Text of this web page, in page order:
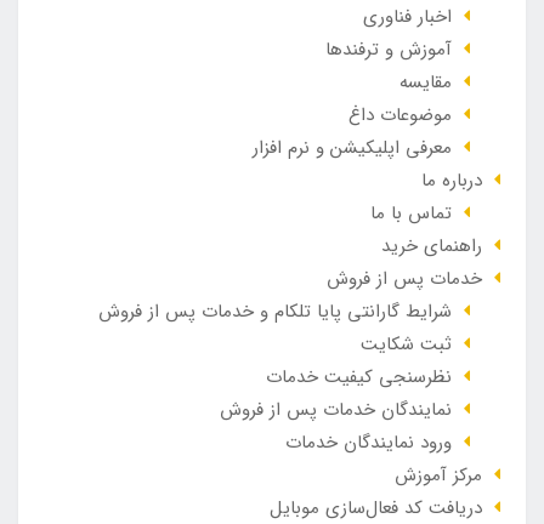
اخبار فناوری
آموزش و ترفندها
مقایسه
موضوعات داغ
معرفی اپلیکیشن و نرم افزار
درباره ما
تماس با ما
راهنمای خرید
خدمات پس از فروش
شرایط گارانتی پایا تلکام و خدمات پس از فروش
ثبت شکایت
نظرسنجی کیفیت خدمات
نمایندگان خدمات پس از فروش
ورود نمایندگان خدمات
مرکز آموزش
دریافت کد فعال‌سازی موبایل